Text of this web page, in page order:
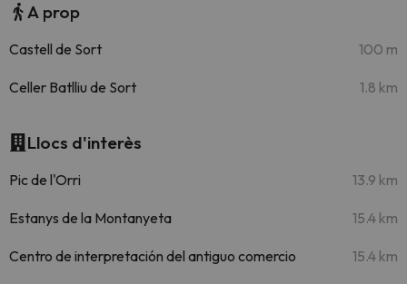
A prop
Castell de Sort 100 m
Celler Batlliu de Sort 1.8 km
Llocs d'interès
Pic de l'Orri 13.9 km
Estanys de la Montanyeta 15.4 km
Centro de interpretación del antiguo comercio 15.4 km